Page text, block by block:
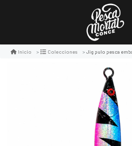
Inicio Colecciones Jig pulo pesca